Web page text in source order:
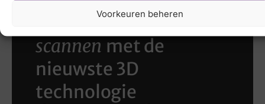
Voorkeuren beheren
Laat uw voeten
scannen met de
nieuwste 3D
technologie